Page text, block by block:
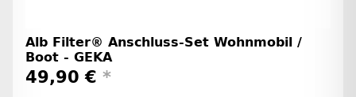
Alb Filter® Anschluss-Set Wohnmobil /
Boot - GEKA
49,90 € *